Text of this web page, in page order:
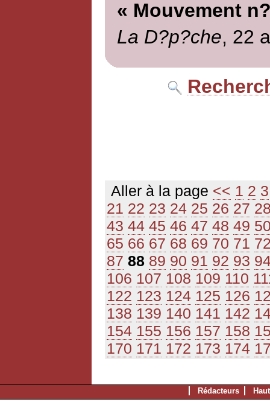
« Mouvement
La D?p?che, 22
Aller à la page << 1 2 3
21 22 23 24 25 26 27
43 44 45 46 47 48 49
65 66 67 68 69 70 71
87 88 89 90 91 92 93
106 107 108 109 110
122 123 124 125 126
138 139 140 141 142
154 155 156 157 158
170 171 172 173 174
Rédacteurs